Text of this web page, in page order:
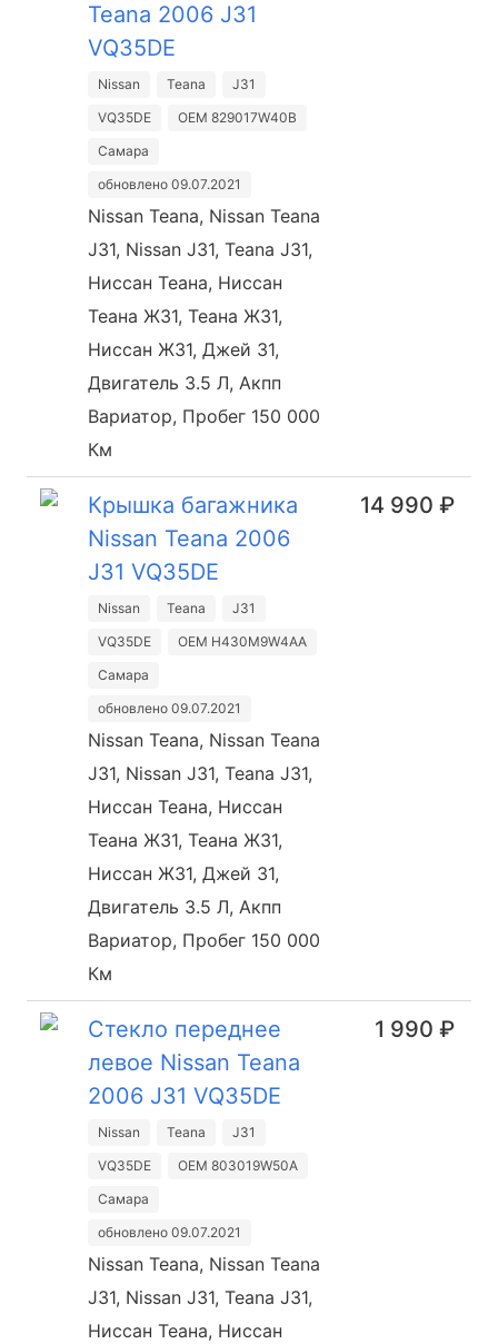
Teana 2006 J31
VQ35DE
Nissan Teana
J31
VQ35DE
OEM 829017W40B
Самара
обновлено 09.07.2021
Nissan Teana, Nissan Teana
J31, Nissan J31, Teana J31,
Ниссан Теана, Ниссан
Теана Ж31, Теана Ж31,
Ниссан Ж31, Джей 31,
Двигатель 3.5 Л, Акпп
Вариатор, Пробег 150 000
Км
Крышка багажника
Nissan Teana 2006
J31 VQ35DE
Nissan Teana
J31
VQ35DE
OEM H430M9W4AA
Самара
обновлено 09.07.2021
Nissan Teana, Nissan Teana
J31, Nissan J31, Teana J31,
Ниссан Теана, Ниссан
Теана Ж31, Теана Ж31,
Ниссан Ж31, Джей 31,
Двигатель 3.5 Л, Акпп
Вариатор, Пробег 150 000
Км
14 990 ₽
Стекло переднее
левое Nissan Teana
2006 J31 VQ35DE
Nissan Teana
J31
VQ35DE
OEM 803019W50A
Самара
обновлено 09.07.2021
Nissan Teana, Nissan Teana
J31, Nissan J31, Teana J31,
Ниссан Теана, Ниссан
1 990 ₽